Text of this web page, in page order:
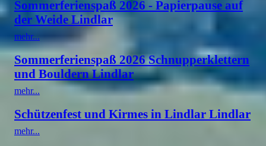
Sommerferienspaß 2026 - Papierpause auf
der Weide Lindlar
mehr...
Sommerferienspaß 2026 Schnupperklettern
und Bouldern Lindlar
mehr...
Schützenfest und Kirmes in Lindlar Lindlar
mehr...